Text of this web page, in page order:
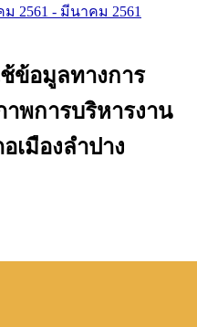
ม 2561 - มีนาคม 2561
ข้อมูลทางการ
พการบริหารงาน
เมืองลำปาง